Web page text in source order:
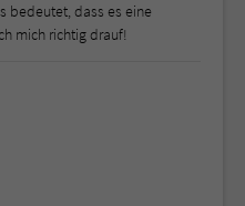
bedeutet, dass es eine
mich richtig drauf!